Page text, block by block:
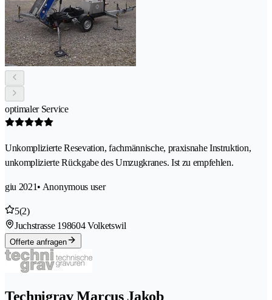
optimaler Service
Unkomplizierte Resevation, fachmännische, praxisnahe Instruktion,
unkomplizierte Rückgabe des Umzugkranes. Ist zu empfehlen.
giu 2021• Anonymous user
5(2)
Juchstrasse 198604 Volketswil
Offerte anfragen
Technigrav Marcus Jakob